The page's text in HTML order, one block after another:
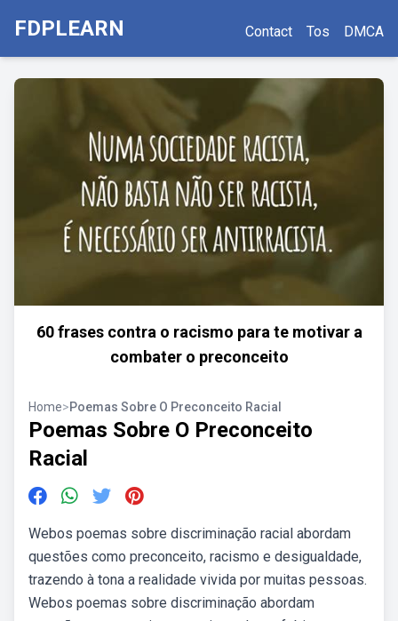
FDPLEARN Contact Tos DMCA
60 frases contra o racismo para te motivar a
combater o preconceito
Home>Poemas Sobre O Preconceito Racial
Poemas Sobre O Preconceito
Racial
Webos poemas sobre discriminação racial abordam
questões como preconceito, racismo e desigualdade,
trazendo à tona a realidade vivida por muitas pessoas.
Webos poemas sobre discriminação abordam